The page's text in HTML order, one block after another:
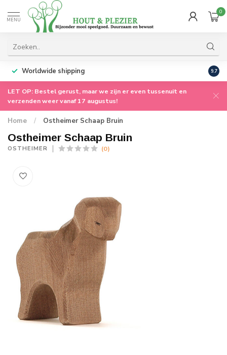
MENU
0
Worldwide shipping 9.7
LET OP: Bestel gerust, maar we zijn er even tussenuit en
verzenden weer vanaf 17 augustus!
Home / Ostheimer Schaap Bruin
Ostheimer Schaap Bruin
OSTHEIMER (0)